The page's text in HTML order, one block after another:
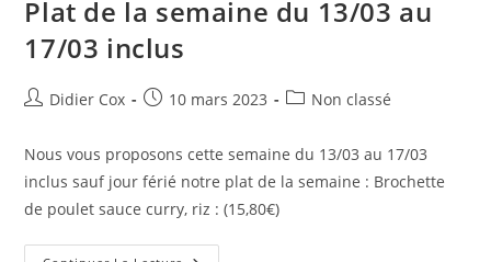
Plat de la semaine du 13/03 au
17/03 inclus
Didier Cox 10 mars 2023 Non classé
Nous vous proposons cette semaine du 13/03 au 17/03
inclus sauf jour férié notre plat de la semaine : Brochette
de poulet sauce curry, riz : (15,80€)